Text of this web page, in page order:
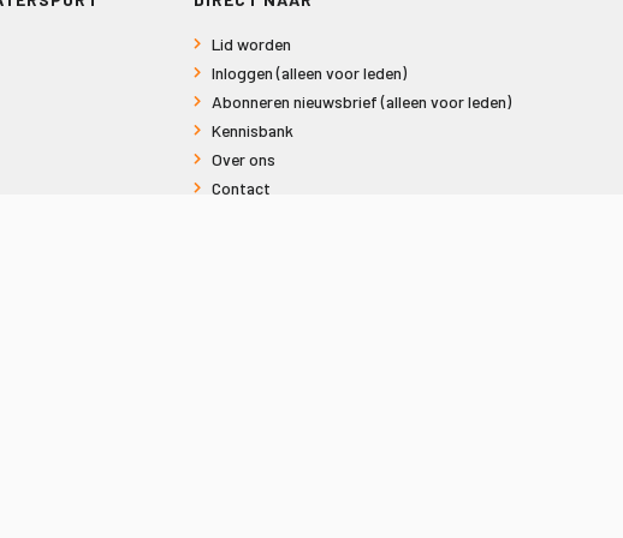
Lid worden
Inloggen (alleen voor leden)
Abonneren nieuwsbrief (alleen voor leden)
Kennisbank
Over ons
Contact